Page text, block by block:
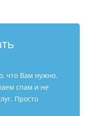
что Вам нужно.
спам и не
Просто